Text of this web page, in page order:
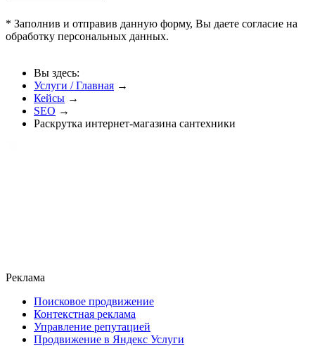
* Заполнив и отправив данную форму, Вы даете согласие на
обработку персональных данных.
Вы здесь:
Услуги / Главная →
Кейсы →
SEO →
Раскрутка интернет-магазина сантехники
Реклама
Поисковое продвижение
Контекстная реклама
Управление репутацией
Продвижение в Яндекс Услуги